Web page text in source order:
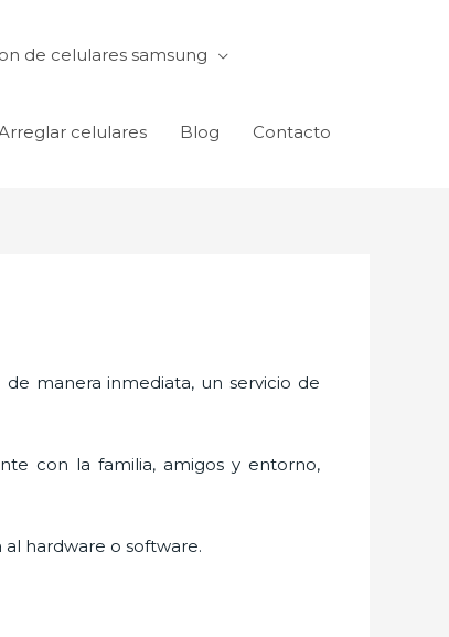
de celulares samsung
celulares Blog Contacto
manera inmediata, un servicio de
con la familia, amigos y entorno,
hardware o software.